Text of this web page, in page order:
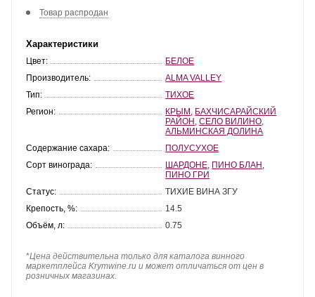
Товар распродан
Характеристики
Цвет:
БЕЛОЕ
Производитель:
ALMA VALLEY
Тип:
ТИХОЕ
Регион:
КРЫМ БАХЧИСАРАЙСКИЙ
РАЙОН ,СЕЛО ВИЛИНО
АЛЬМИНСКАЯ ДОЛИНА
Содержание сахара:
ПОЛУСУХОЕ
Сорт винограда:
ШАРДОНЕ ПИНО БЛАН
ПИНО ГРИ
Статус:
ТИХИЕ ВИНА ЗГУ
Крепость, %:
14.5
Объём, л:
0.75
*Цена действительна только для каталога винного
маркетплейса Krymwine.ru и может отличаться от цен в
розничных магазинах.